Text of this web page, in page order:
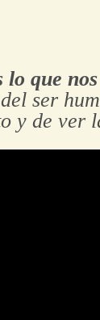
lo que
ser
y de ver